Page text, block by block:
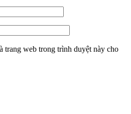
trang web trong trình duyệt này cho